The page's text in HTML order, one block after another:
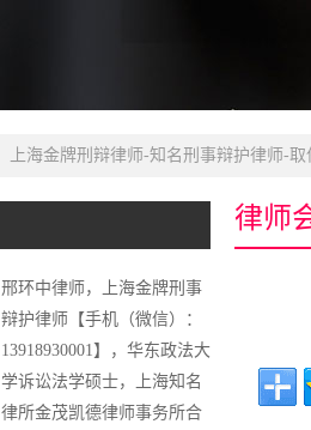
上海金牌刑辩律师-知名刑事辩护律师-
邢环中律师，上海金牌刑事
辩护律师【手机（微信）：
13918930001】，华东政法大
学诉讼法学硕士，上海知名
律所金茂凯德律师事务所合
律师